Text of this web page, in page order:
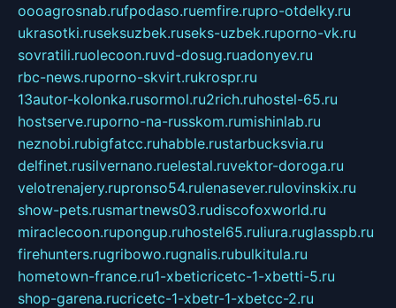
oooagrosnab.rufpodaso.ruemfire.rupro-otdelky.ru
ukrasotki.ruseksuzbek.ruseks-uzbek.ruporno-vk.ru
sovratili.ruolecoon.ruvd-dosug.ruadonyev.ru
rbc-news.ruporno-skvirt.rukrospr.ru
13autor-kolonka.rusormol.ru2rich.ruhostel-65.ru
hostserve.ruporno-na-russkom.rumishinlab.ru
neznobi.rubigfatcc.ruhabble.rustarbucksvia.ru
delfinet.rusilvernano.ruelestal.ruvektor-doroga.ru
velotrenajery.rupronso54.rulenasever.rulovinskix.ru
show-pets.rusmartnews03.rudiscofoxworld.ru
miraclecoon.rupongup.ruhostel65.ruliura.ruglasspb.ru
firehunters.rugribowo.rugnalis.rubulkitula.ru
hometown-france.ru1-xbeticricetc-1-xbetti-5.ru
shop-garena.rucricetc-1-xbetr-1-xbetcc-2.ru